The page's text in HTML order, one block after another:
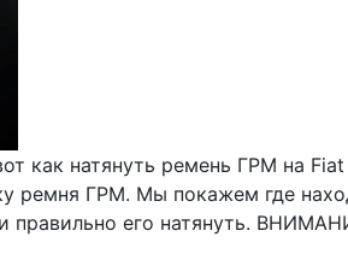
как натянуть ремень ГРМ на
ремня ГРМ. Мы покажем где
его натянуть.